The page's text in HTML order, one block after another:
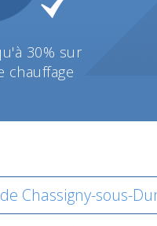
30% sur
chauffage
Chassigny-sous-